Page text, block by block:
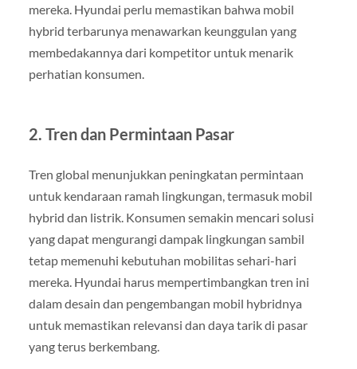
mereka. Hyundai perlu memastikan bahwa mobil
hybrid terbarunya menawarkan keunggulan yang
membedakannya dari kompetitor untuk menarik
perhatian konsumen.
2. Tren dan Permintaan Pasar
Tren global menunjukkan peningkatan permintaan
untuk kendaraan ramah lingkungan, termasuk mobil
hybrid dan listrik. Konsumen semakin mencari solusi
yang dapat mengurangi dampak lingkungan sambil
tetap memenuhi kebutuhan mobilitas sehari-hari
mereka. Hyundai harus mempertimbangkan tren ini
dalam desain dan pengembangan mobil hybridnya
untuk memastikan relevansi dan daya tarik di pasar
yang terus berkembang.